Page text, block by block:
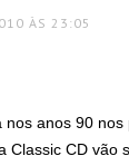
ÀS 23:05
nos anos 90
Classic CD vão